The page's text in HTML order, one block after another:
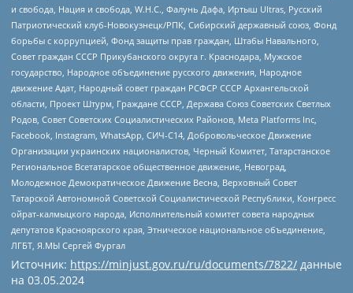
и свобода, Нация и свобода, W.H.С., Фалунь Дафа, Иртыш Ultras, Русский
Патриотический клуб-Новокузнецк/РПК, Сибирский державный союз, Фонд
борьбы с коррупцией, Фонд защиты прав граждан, Штабы Навального,
Совет граждан СССР Прикубанского округа г. Краснодара, Мужское
государство, Народное объединение русского движения, Народное
движение Адат, Народный совет граждан РСФСР СССР Архангельской
области, Проект Штурм, Граждане СССР, Держава Союз Советских Светлых
Родов, Совет Советских Социалистических Районов, Meta Platforms Inc,
Facebook, Instagram, WhatsApp, СИЧ-С14, Добровольческое Движение
Организации украинских националистов, Черный Комитет, Татарстанское
Региональное Всетатарское общественное движение, Невоград,
Молодежное Демократическое Движение Весна, Верховный Совет
Татарской Автономной Советской Социалистической Республики, Конгресс
ойрат-калмыцкого народа, Исполнительный комитет совета народных
депутатов Красноярского края, Этническое национальное объединение,
ЛГБТ, Я.МЫ Сергей Фургал
Источник: https://minjust.gov.ru/ru/documents/7822/ данные
на 03.05.2024